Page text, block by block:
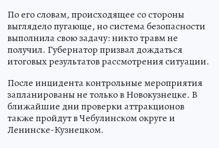
По его словам, происходящее со стороны
выглядело пугающе, но система безопасности
выполнила свою задачу: никто травм не
получил. Губернатор призвал дождаться
итоговых результатов рассмотрения ситуации.
После инцидента контрольные мероприятия
запланированы не только в Новокузнецке. В
ближайшие дни проверки аттракционов
также пройдут в Чебулинском округе и
Ленинске-Кузнецком.